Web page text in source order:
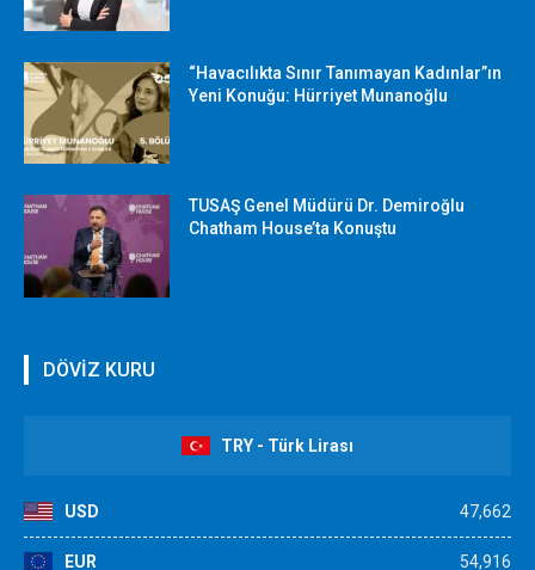
“Havacılıkta Sınır Tanımayan Kadınlar”ın
Yeni Konuğu: Hürriyet Munanoğlu
TUSAŞ Genel Müdürü Dr. Demiroğlu
Chatham House’ta Konuştu
DÖVİZ KURU
TRY - Türk Lirası
USD 47,662
EUR 54,916